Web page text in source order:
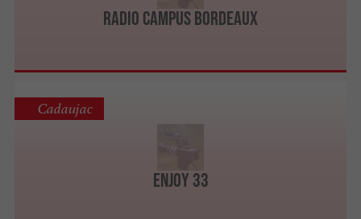
Radio Campus Bordeaux
Enjoy 33
Cadaujac